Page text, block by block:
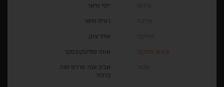
צילום יוסי טיאר
עריכה רונית טיאר
מוזיקה איתי צוק
עיצוב פסקול אווה ספיטקובסקי
מקור
אביב עגני, פרדס חנה
כרכור